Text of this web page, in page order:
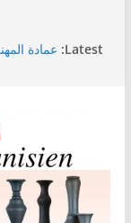
Latest: عمادة
أمين
استثنائية
بالمائة إلى
اختيار
مياه